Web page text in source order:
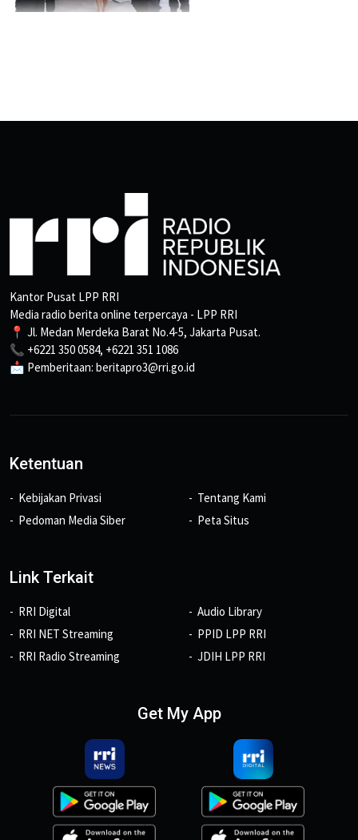
Kantor Pusat LPP RRI
Media radio berita online terpercaya - LPP RRI
📍 Jl. Medan Merdeka Barat No.4-5, Jakarta Pusat.
📞 +6221 350 0584, +6221 351 1086
📩 Pemberitaan: beritapro3@rri.go.id
Ketentuan
Kebijakan Privasi
Pedoman Media Siber
Tentang Kami
Peta Situs
Link Terkait
RRI Digital
RRI NET Streaming
RRI Radio Streaming
Audio Library
PPID LPP RRI
JDIH LPP RRI
Get My App